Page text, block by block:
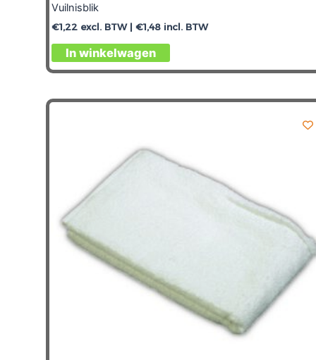
Vuilnisblik
€1,22 excl. BTW | €1,48 incl. BTW
In winkelwagen